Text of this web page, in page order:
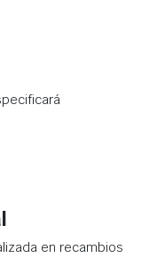
en recambios